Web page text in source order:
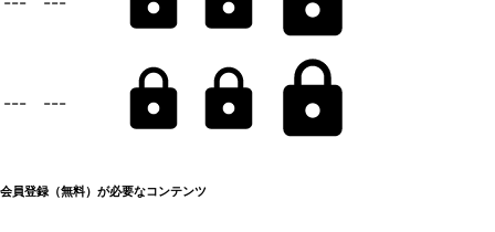
--- ---
会員登録（無料）が必要なコンテンツ